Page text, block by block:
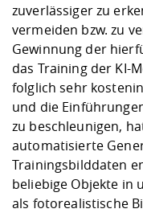
zuverlässiger zu
vermeiden bzw. zu
Gewinnung der
das Training der KI-
folglich sehr
und die
zu beschleunigen,
automatisierte
Trainingsbilddaten
beliebige Objekte in
als fotorealistische